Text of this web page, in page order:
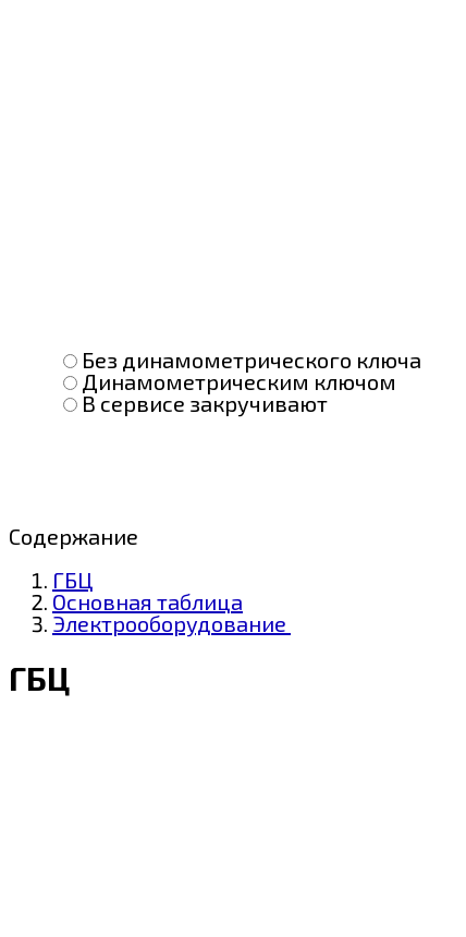
Без динамометрического ключа
Динамометрическим ключом
В сервисе закручивают
Содержание
ГБЦ
Основная таблица
Электрооборудование
ГБЦ